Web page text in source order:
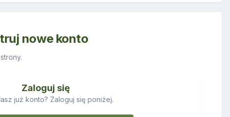
nowe konto
Zaloguj się
już konto? Zaloguj się poniżej.